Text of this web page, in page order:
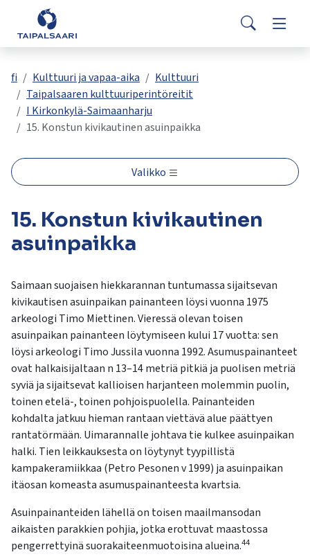
Siirry pääsisältöön
Palaute
Yhteystiedot
Search
Valitse
oleva
tulos
ylös-
ja
Siirry
valittuun
painamalla
enteriä.
Kosketuslaitteiden
voivat
käyttää
kosketus-
ja
pyyhkäisyliikkeitä.
Asuminen ja rakentaminen
Opetus ja kasvatus
Hyvinvointi ja terveys
Kulttuuri ja vapaa-aika
Työ ja yrittäminen
fi Kulttuuri ja vapaa-aika
Kulttuuri
Taipalsaaren kulttuuriperintöreitit
I Kirkonkylä-Saimaanharju
15. Konstun kivikautinen asuinpaikka
Valikko
15. Konstun kivikautinen
asuinpaikka
Saimaan suojaisen hiekkarannan tuntumassa sijaitsevan
kivikautisen asuinpaikan painanteen löysi vuonna 1975
arkeologi Timo Miettinen. Vieressä olevan toisen
asuinpaikan painanteen löytymiseen kului 17 vuotta: sen
löysi arkeologi Timo Jussila vuonna 1992. Asumuspainanteet
ovat halkaisijaltaan n 13–14 metriä pitkiä ja puolisen metriä
syviä ja sijaitsevat kallioisen harjanteen molemmin puolin,
toinen etelä-, toinen pohjoispuolella. Painanteiden
kohdalta jatkuu hieman rantaan viettävä alue päättyen
rantatörmään. Uimarannalle johtava tie kulkee asuinpaikan
halki. Tien leikkauksesta on löytynyt tyypillistä
kampakeramiikkaa (Petro Pesonen v 1999) ja asuinpaikan
itäosan komeasta asumuspainanteesta kvartsia.
Asuinpainanteiden lähellä on toisen maailmansodan
aikaisten parakkien pohjia, jotka erottuvat maastossa
pengerrettyinä suorakaiteenmuotoisina alueina.44